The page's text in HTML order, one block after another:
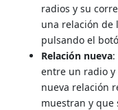
radios y su
una relación de
pulsando el
Relación nueva:
entre un radio y
nueva relación
muestran y que